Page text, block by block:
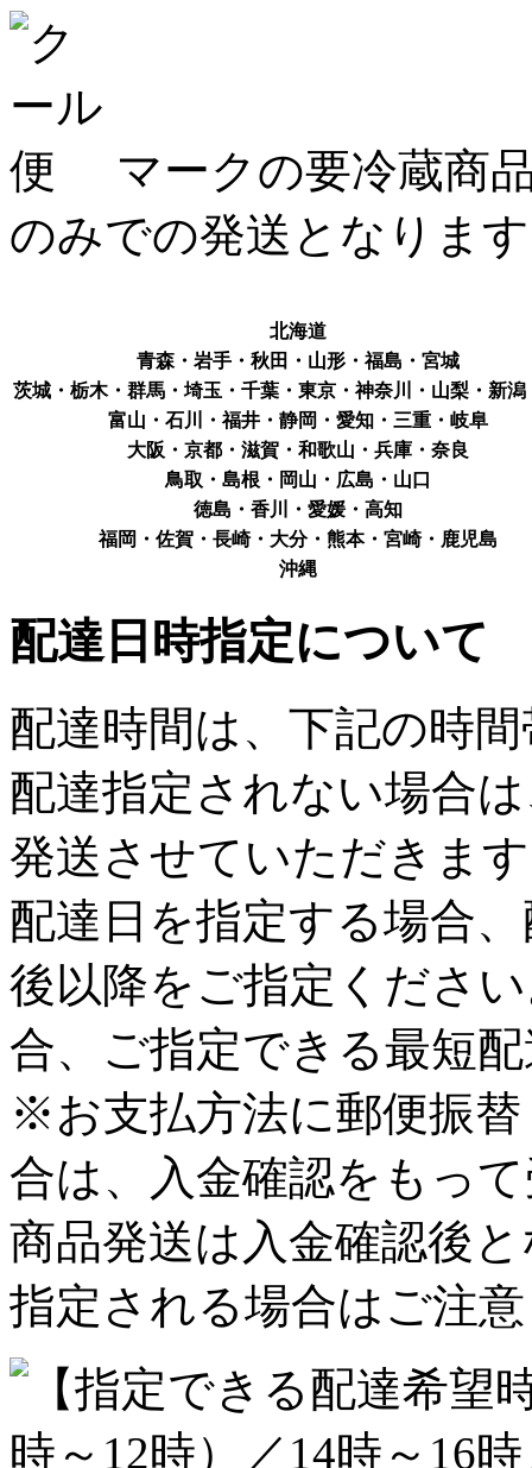
マークの要冷蔵商
のみでの発送となりま
北海道
青森・岩手・秋田・山形・福島・宮城
茨城・栃木・群馬・埼玉・千葉・東京・神奈川・山梨・新潟
富山・石川・福井・静岡・愛知・三重・岐阜
大阪・京都・滋賀・和歌山・兵庫・奈良
鳥取・島根・岡山・広島・山口
徳島・香川・愛媛・高知
福岡・佐賀・長崎・大分・熊本・宮崎・鹿児島
沖縄
配達日時指定について
配達時間は、下記の時
配達指定されない場合
発送させていただきま
配達日を指定する場合
後以降をご指定くださ
合、ご指定できる最短
※お支払方法に郵便振
合は、入金確認をもっ
商品発送は入金確認後
指定される場合はご注